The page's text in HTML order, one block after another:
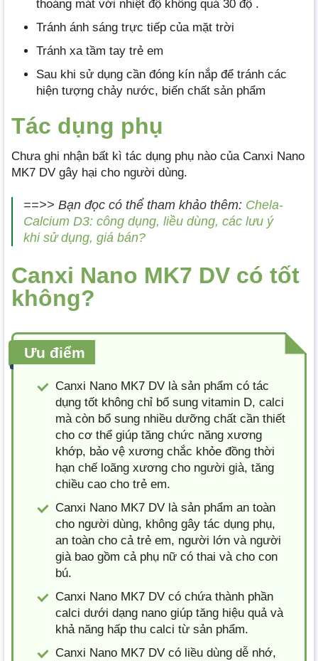
thoáng mát với nhiệt độ không quá 30 độ .
Tránh ánh sáng trực tiếp của mặt trời
Tránh xa tầm tay trẻ em
Sau khi sử dụng cần đóng kín nắp để tránh các
hiện tượng chảy nước, biến chất sản phẩm
Tác dụng phụ
Chưa ghi nhận bất kì tác dụng phụ nào của Canxi Nano
MK7 DV gây hại cho người dùng.
==>> Bạn đọc có thể tham khảo thêm: Chela-
Calcium D3: công dụng, liều dùng, các lưu ý
khi sử dụng, giá bán?
Canxi Nano MK7 DV có tốt
không?
Ưu điểm
Canxi Nano MK7 DV là sản phẩm có tác
dụng tốt không chỉ bổ sung vitamin D, calci
mà còn bổ sung nhiều dưỡng chất cần thiết
cho cơ thể giúp tăng chức năng xương
khớp, bảo vệ xương chắc khỏe đồng thời
hạn chế loãng xương cho người già, tăng
chiều cao cho trẻ em.
Canxi Nano MK7 DV là sản phẩm an toàn
cho người dùng, không gây tác dụng phụ,
an toàn cho cả trẻ em, người lớn và người
già bao gồm cả phụ nữ có thai và cho con
bú.
Canxi Nano MK7 DV có chứa thành phần
calci dưới dạng nano giúp tăng hiệu quả và
khả năng hấp thu calci từ sản phẩm.
Canxi Nano MK7 DV có liều dùng dễ nhớ,